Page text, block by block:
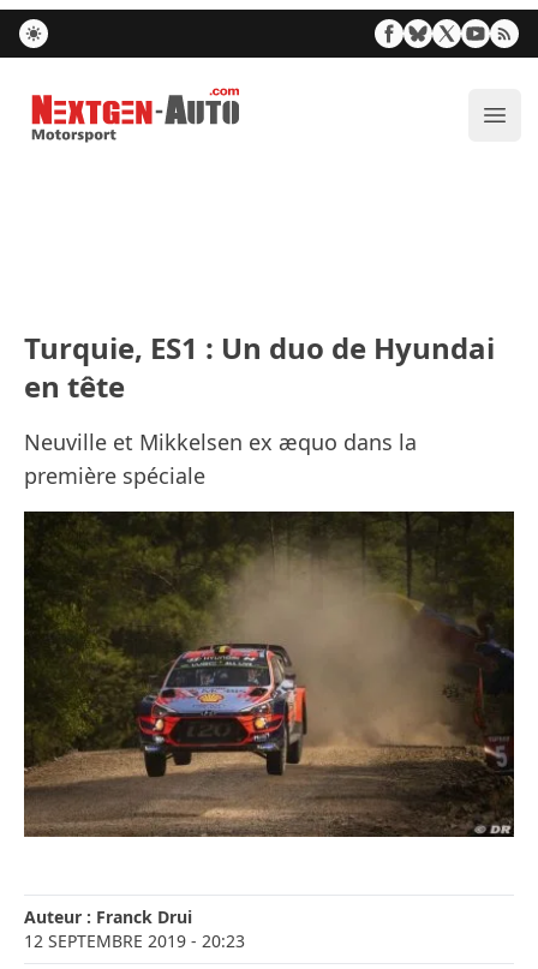
Nextgen-Auto.com
Turquie, ES1 : Un duo de Hyundai
en tête
Neuville et Mikkelsen ex æquo dans la
première spéciale
Auteur : Franck Drui
12 SEPTEMBRE 2019 - 20:23